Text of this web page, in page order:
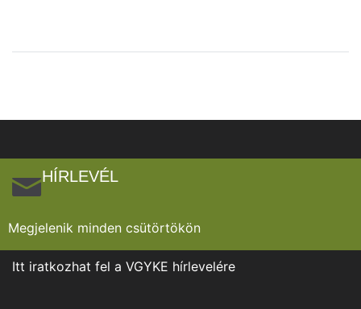
HÍRLEVÉL
Megjelenik minden csütörtökön
Itt iratkozhat fel a VGYKE hírlevelére